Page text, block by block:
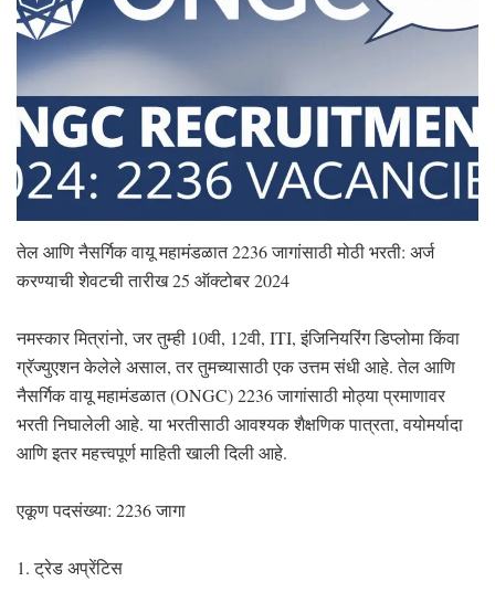
तेल आणि नैसर्गिक वायू महामंडळात 2236 जागांसाठी मोठी भरती: अर्ज
करण्याची शेवटची तारीख 25 ऑक्टोबर 2024
नमस्कार मित्रांनो, जर तुम्ही 10वी, 12वी, ITI, इंजिनियरिंग डिप्लोमा किंवा
ग्रॅज्युएशन केलेले असाल, तर तुमच्यासाठी एक उत्तम संधी आहे. तेल आणि
नैसर्गिक वायू महामंडळात (ONGC) 2236 जागांसाठी मोठ्या प्रमाणावर
भरती निघालेली आहे. या भरतीसाठी आवश्यक शैक्षणिक पात्रता, वयोमर्यादा
आणि इतर महत्त्वपूर्ण माहिती खाली दिली आहे.
एकूण पदसंख्या: 2236 जागा
1. ट्रेड अप्रेंटिस